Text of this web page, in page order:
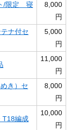
/限定 寝
8,000
円
ナ付セ
5,000
円
11,000
円
き）セ
8,000
円
T18編成
10,000
円